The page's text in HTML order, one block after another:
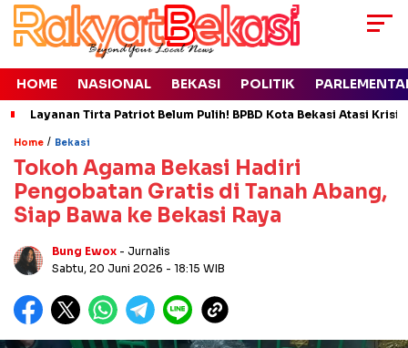
HOME NASIONAL BEKASI POLITIK
Layanan Tirta Patriot Belum Pulih! BPBD Kota Bekasi Atasi
Home / Bekasi
Tokoh Agama Bekasi Hadiri
Pengobatan Gratis di Tanah Abang,
Siap Bawa ke Bekasi Raya
Bung Ewox - Jurnalis
Sabtu, 20 Juni 2026 - 18:15 WIB